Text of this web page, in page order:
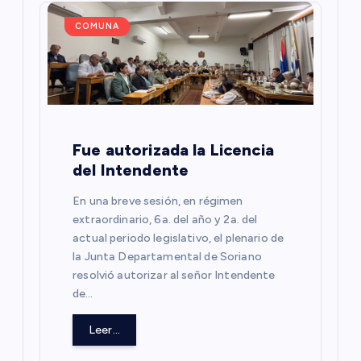
COMUNA
Fue autorizada la Licencia
del Intendente
En una breve sesión, en régimen
extraordinario, 6a. del año y 2a. del
actual periodo legislativo, el plenario de
la Junta Departamental de Soriano
resolvió autorizar al señor Intendente
de…
Leer...